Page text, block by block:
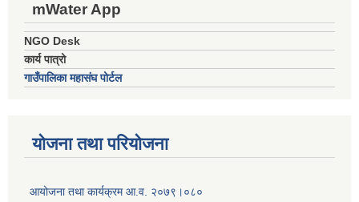
mWater App
NGO Desk
कार्य पात्रो
गाउँपालिका महासंघ पोर्टल
योजना तथा परियोजना
आयोजना तथा कार्यक्रम आ.व. २०७९।०८०